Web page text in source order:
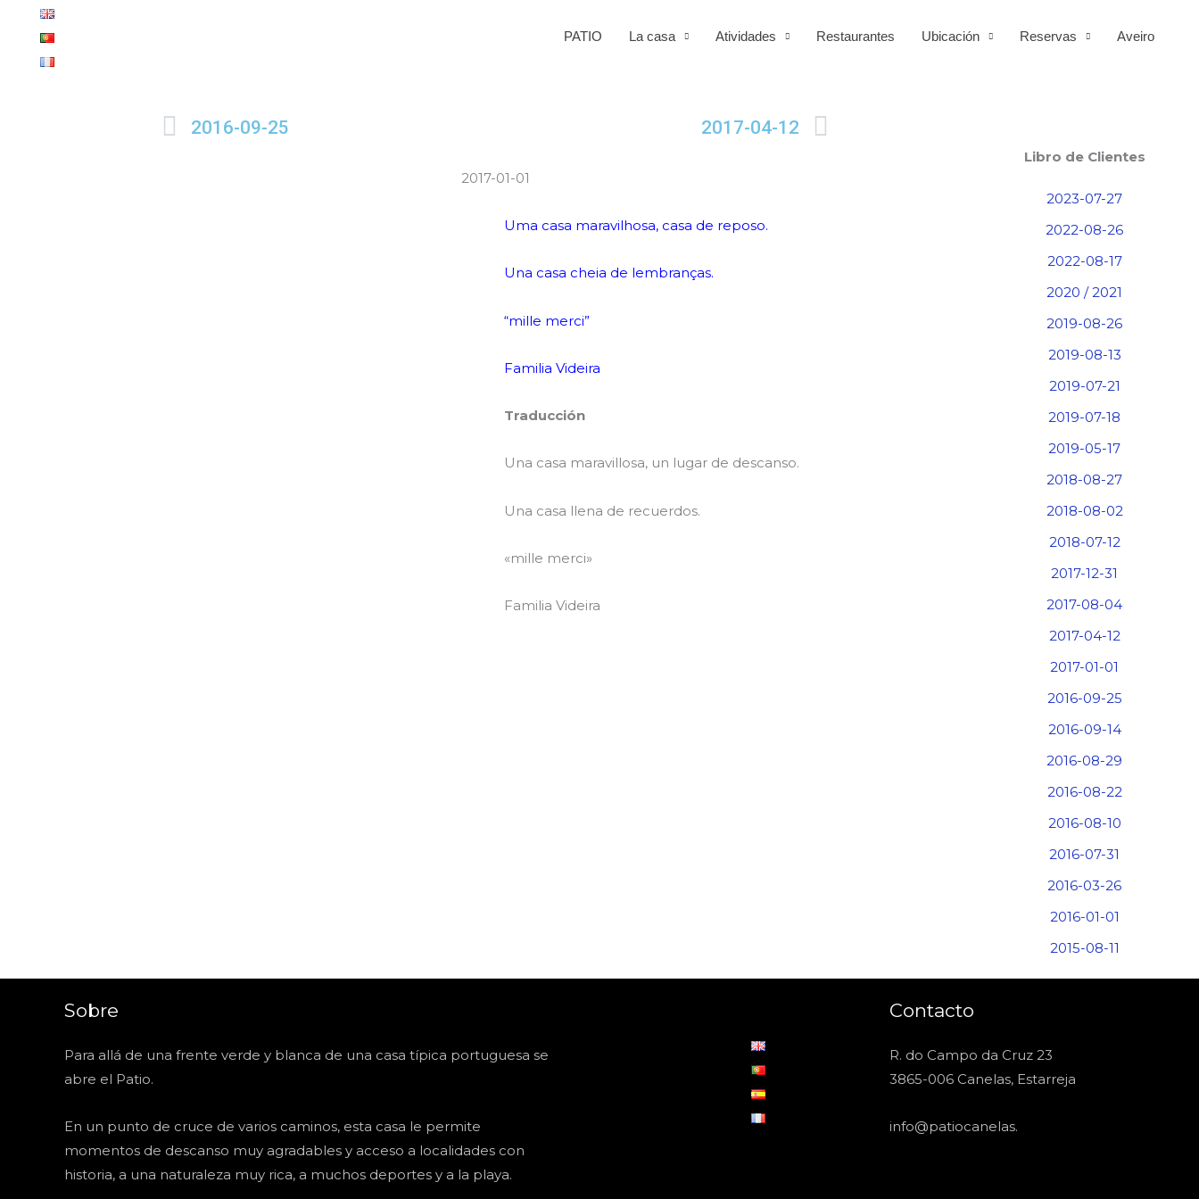
contenido
PATIO La casa Atividades Restaurantes Ubicación Reservas Aveiro
Ant
2016-09-25 2017-04-12
2017-01-01
Uma casa maravilhosa, casa de reposo.
Una casa cheia de lembranças.
“mille merci”
Familia Videira
Traducción
Una casa maravillosa, un lugar de descanso.
Una casa llena de recuerdos.
«mille merci»
Familia Videira
Libro de Clientes
2023-07-27
2022-08-26
2022-08-17
2020 / 2021
2019-08-26
2019-08-13
2019-07-21
2019-07-18
2019-05-17
2018-08-27
2018-08-02
2018-07-12
2017-12-31
2017-08-04
2017-04-12
2017-01-01
2016-09-25
2016-09-14
2016-08-29
2016-08-22
2016-08-10
2016-07-31
2016-03-26
2016-01-01
2015-08-11
Sobre
Para allá de una frente verde y blanca de una casa típica portuguesa se
abre el Patio.
En un punto de cruce de varios caminos, esta casa le permite
momentos de descanso muy agradables y acceso a localidades con
historia, a una naturaleza muy rica, a muchos deportes y a la playa.
Contacto
R. do Campo da Cruz 23
3865-006 Canelas, Estarreja
info@patiocanelas.